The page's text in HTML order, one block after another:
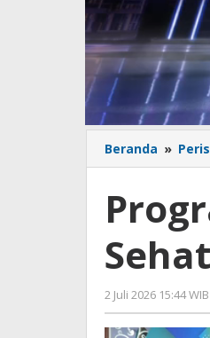
Beranda »
2 Juli 2026 15:44 WIB